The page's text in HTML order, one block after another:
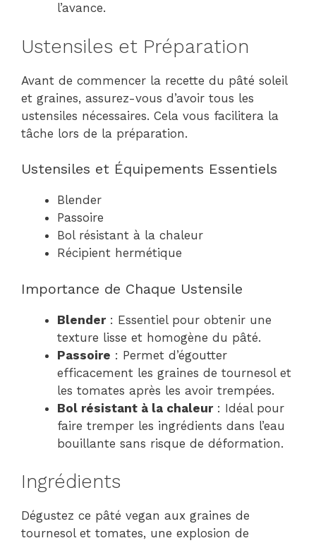
l’avance.
Ustensiles et Préparation
Avant de commencer la recette du pâté soleil
et graines, assurez-vous d’avoir tous les
ustensiles nécessaires. Cela vous facilitera la
tâche lors de la préparation.
Ustensiles et Équipements Essentiels
Blender
Passoire
Bol résistant à la chaleur
Récipient hermétique
Importance de Chaque Ustensile
Blender: Essentiel pour obtenir une
texture lisse et homogène du pâté.
Passoire : Permet d’égoutter
efficacement les graines de tournesol et
les tomates après les avoir trempées.
Bol résistant à la chaleur: Idéal pour
faire tremper les ingrédients dans l’eau
bouillante sans risque de déformation.
Ingrédients
Dégustez ce pâté vegan aux graines de
tournesol et tomates, une explosion de